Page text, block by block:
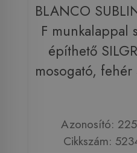
BLANCO
F munkalappal
építhető
mosogató,
Azonosító:
Cikkszám: